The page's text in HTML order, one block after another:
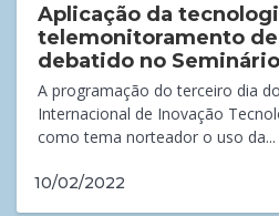
Aplicação da
telemonitoramento
debatido no
A programação do terceiro dia
Internacional de Inovação
como tema norteador o uso da...
10/02/2022